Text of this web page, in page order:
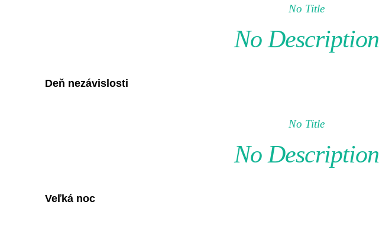
No Title
No Description
Deň nezávislosti
No Title
No Description
Veľká noc